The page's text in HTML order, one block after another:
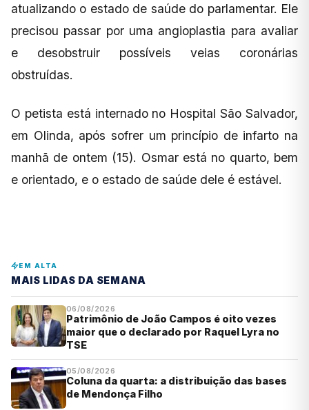
atualizando o estado de saúde do parlamentar. Ele
precisou passar por uma angioplastia para avaliar
e desobstruir possíveis veias coronárias
obstruídas.
O petista está internado no Hospital São Salvador,
em Olinda, após sofrer um princípio de infarto na
manhã de ontem (15). Osmar está no quarto, bem
e orientado, e o estado de saúde dele é estável.
EM ALTA
MAIS LIDAS DA SEMANA
06/08/2026
Patrimônio de João Campos é oito vezes
maior que o declarado por Raquel Lyra no
TSE
05/08/2026
Coluna da quarta: a distribuição das bases
de Mendonça Filho